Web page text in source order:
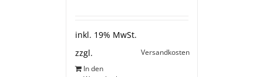
inkl. 19% MwSt.
zzgl.
Versandkosten
In den